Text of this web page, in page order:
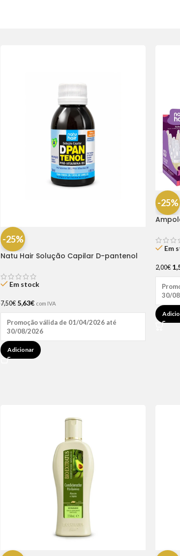
-25%
Natu Hair Solução Capilar D-pantenol
Em stock
7,50€ 5,63€ com IVA
Promoção válida de 01/04/2026 até
30/08/2026
Adicionar
-25%
Em
2,00€
30/